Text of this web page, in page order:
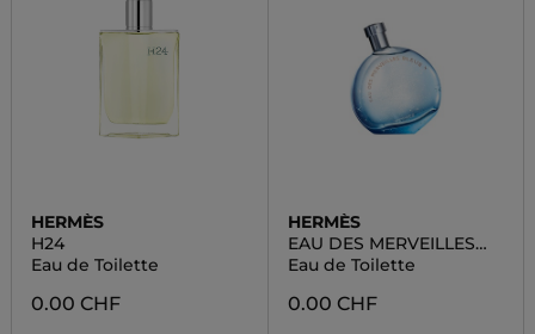
HERMÈS
H24
Eau de Toilette
0.00 CHF
HERMÈS
EAU DES MERVEILLES
BLEUE
Eau de Toilette
0.00 CHF